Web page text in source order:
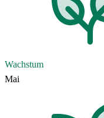
Wachstum
Mai